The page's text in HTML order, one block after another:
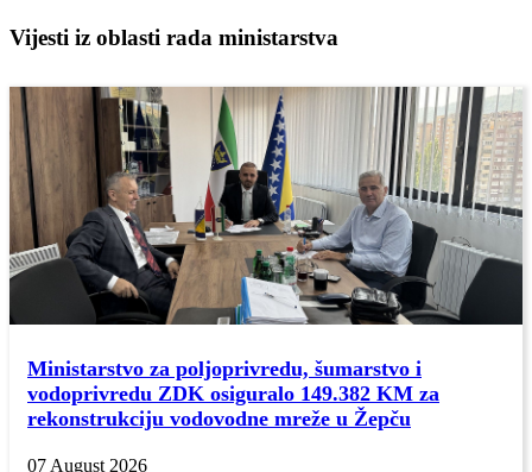
Vijesti iz oblasti rada ministarstva
Ministarstvo za poljoprivredu, šumarstvo i
vodoprivredu ZDK osiguralo 149.382 KM za
rekonstrukciju vodovodne mreže u Žepču
07 August 2026